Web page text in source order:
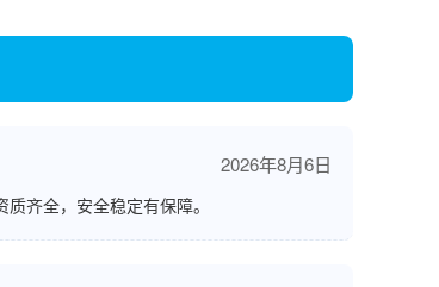
2026年8月6日
齐全，安全稳定有保障。